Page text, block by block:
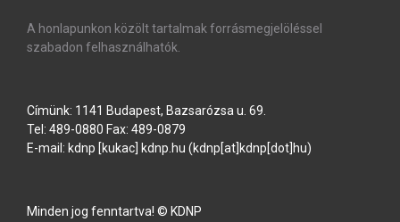
A honlapunkon közölt tartalmak forrásmegjelöléssel
szabadon felhasználhatók.
Címünk: 1141 Budapest, Bazsarózsa u. 69.
Tel: 489-0880 Fax: 489-0879
E-mail: kdnp [kukac] kdnp.hu (kdnp[at]kdnp[dot]hu)
Minden jog fenntartva! © KDNP